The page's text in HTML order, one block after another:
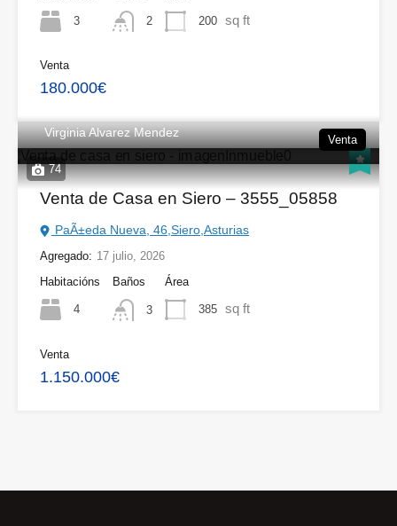
3 2 200 sq ft
Venta
180.000€
74
Virginia Alvarez Mendez
Venta
Venta de Casa en Siero – 3555_05858
PaÃ±eda Nueva, 46,Siero,Asturias
Agregado: 17 julio, 2026
Habitacións
4
Baños
3
Área
385 sq ft
Venta
1.150.000€